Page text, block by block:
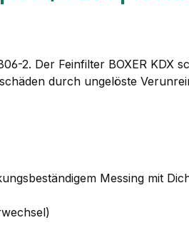
2. Der Feinfilter BOXER KDX
durch ungelöste
Messing mit